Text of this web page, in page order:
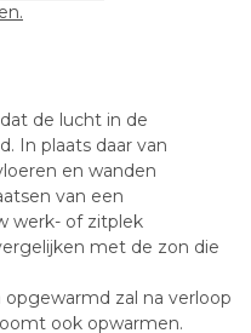
de lucht in de
In plaats daar van
en wanden
van een
werk- of zitplek
met de zon die
zal na verloop
ook opwarmen.